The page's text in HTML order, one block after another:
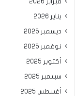
يناير 2026
ديسمبر 2025
نوفمبر 2025
أكتوبر 2025
سبتمبر 2025
أغسطس 2025